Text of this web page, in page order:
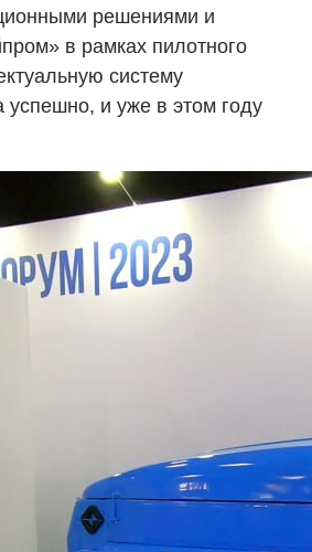
решениями и
в рамках пилотного
систему
успешно, и уже в этом году